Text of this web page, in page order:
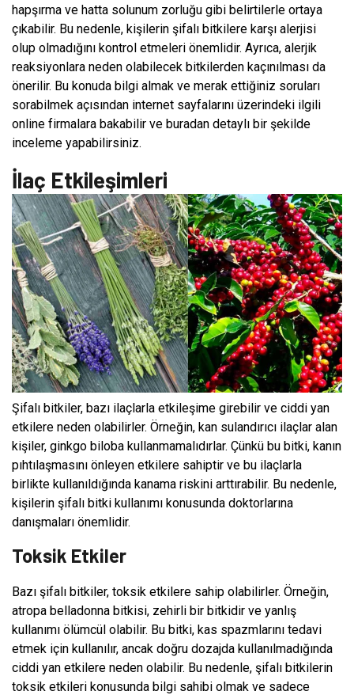
hapşırma ve hatta solunum zorluğu gibi belirtilerle ortaya
çıkabilir. Bu nedenle, kişilerin şifalı bitkilere karşı alerjisi
olup olmadığını kontrol etmeleri önemlidir. Ayrıca, alerjik
reaksiyonlara neden olabilecek bitkilerden kaçınılması da
önerilir. Bu konuda bilgi almak ve merak ettiğiniz soruları
sorabilmek açısından internet sayfalarını üzerindeki ilgili
online firmalara bakabilir ve buradan detaylı bir şekilde
inceleme yapabilirsiniz.
İlaç Etkileşimleri
Şifalı bitkiler, bazı ilaçlarla etkileşime girebilir ve ciddi yan
etkilere neden olabilirler. Örneğin, kan sulandırıcı ilaçlar alan
kişiler, ginkgo biloba kullanmamalıdırlar. Çünkü bu bitki, kanın
pıhtılaşmasını önleyen etkilere sahiptir ve bu ilaçlarla
birlikte kullanıldığında kanama riskini arttırabilir. Bu nedenle,
kişilerin şifalı bitki kullanımı konusunda doktorlarına
danışmaları önemlidir.
Toksik Etkiler
Bazı şifalı bitkiler, toksik etkilere sahip olabilirler. Örneğin,
atropa belladonna bitkisi, zehirli bir bitkidir ve yanlış
kullanımı ölümcül olabilir. Bu bitki, kas spazmlarını tedavi
etmek için kullanılır, ancak doğru dozajda kullanılmadığında
ciddi yan etkilere neden olabilir. Bu nedenle, şifalı bitkilerin
toksik etkileri konusunda bilgi sahibi olmak ve sadece